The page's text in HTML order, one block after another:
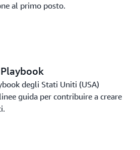
al primo posto.
degli Stati Uniti (USA)
guida per contribuire a creare